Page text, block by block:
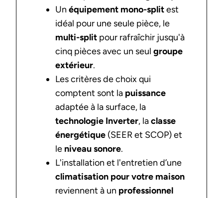
Unéquipement mono-splitest
idéal pour une seule pièce, le
multi-split pour rafraîchir jusqu'à
cinq pièces avec un seulgroupe
extérieur.
Les critères de choix qui
comptent sont la puissance
adaptée à la surface, la
technologie Inverter, laclasse
énergétique (SEER et SCOP) et
le niveau sonore.
L'installation et l'entretien d’une
climatisation pour votre maison
reviennent à un professionnel